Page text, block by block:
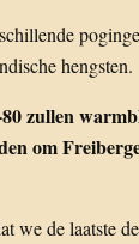
hengsten.
zullen
om
we de laatste